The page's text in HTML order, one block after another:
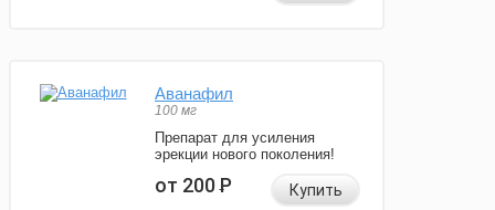
Аванафил
100 мг
Препарат для усиления
эрекции нового поколения!
от 200Р Купить